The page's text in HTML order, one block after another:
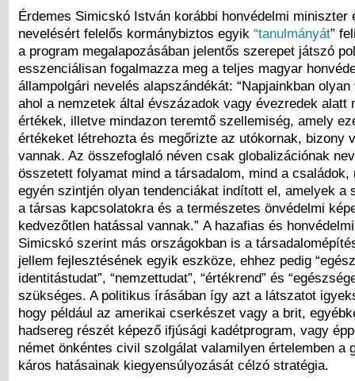
Érdemes Simicskó István korábbi honvédelmi miniszter
nevelésért felelős kormánybiztos egyik “tanulmányát”
a program megalapozásában jelentős szerepet játszó
esszenciálisan fogalmazza meg a teljes magyar
állampolgári nevelés alapszándékát: “Napjainkban
ahol a nemzetek által évszázadok vagy évezredek alatt
értékek, illetve mindazon teremtő szellemiség, amely
értékeket létrehozta és megőrizte az utókornak, bizony
vannak. Az összefoglaló néven csak globalizációnak
összetett folyamat mind a társadalom, mind a családok,
egyén szintjén olyan tendenciákat indított el, amelyek a
a társas kapcsolatokra és a természetes önvédelmi
kedvezőtlen hatással vannak.” A hazafias és
Simicskó szerint más országokban is a
jellem fejlesztésének egyik eszköze, ehhez pedig
identitástudat”, “nemzettudat”, “értékrend” és
szükséges. A politikus írásában így azt a látszatot
hogy például az amerikai cserkészet vagy a brit,
hadsereg részét képező ifjúsági kadétprogram, vagy
német önkéntes civil szolgálat valamilyen értelemben a
káros hatásainak kiegyensúlyozását célzó stratégia.